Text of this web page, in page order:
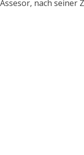
nach seiner